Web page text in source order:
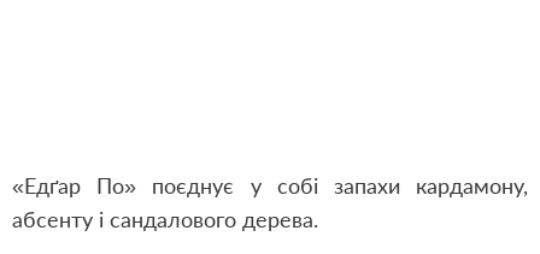
«Едґар По» поєднує у собі запахи кардамону,
абсенту і сандалового дерева.